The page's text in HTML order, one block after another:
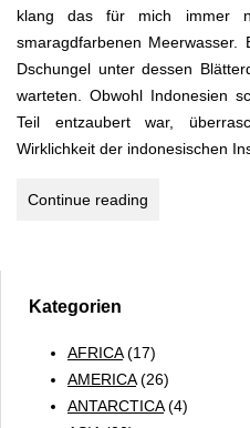
klang das für mich immer
smaragdfarbenen Meerwasser.
Dschungel unter dessen
warteten. Obwohl Indonesien
Teil entzaubert war,
Wirklichkeit der indonesischen
Continue reading
Kategorien
AFRICA(17)
AMERICA(26)
ANTARCTICA(4)